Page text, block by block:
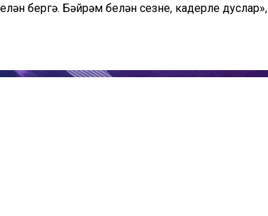
бергә. Бәйрәм белән сезне, кадерле дуслар»,